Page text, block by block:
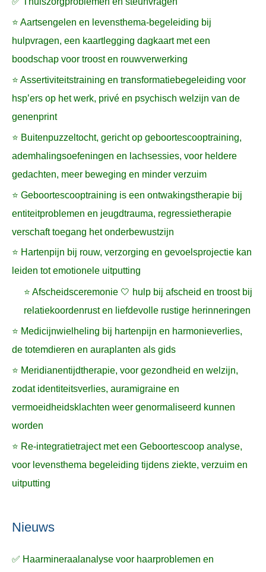
⭐ Aartsengelen en levensthema-begeleiding bij
hulpvragen, een kaartlegging dagkaart met een
boodschap voor troost en rouwverwerking
⭐ Assertiviteitstraining en transformatiebegeleiding voor
hsp’ers op het werk, privé en psychisch welzijn van de
genenprint
⭐ Buitenpuzzeltocht, gericht op geboortescooptraining,
ademhalingsoefeningen en lachsessies, voor heldere
gedachten, meer beweging en minder verzuim
⭐ Geboortescooptraining is een ontwakingstherapie bij
entiteitproblemen en jeugdtrauma, regressietherapie
verschaft toegang het onderbewustzijn
⭐ Hartenpijn bij rouw, verzorging en gevoelsprojectie kan
leiden tot emotionele uitputting
⭐ Afscheidsceremonie 🤍 hulp bij afscheid en troost bij
relatiekoordenrust en liefdevolle rustige herinneringen
⭐ Medicijnwielheling bij hartenpijn en harmonieverlies,
de totemdieren en auraplanten als gids
⭐ Meridianentijdtherapie, voor gezondheid en welzijn,
zodat identiteitsverlies, auramigraine en
vermoeidheidsklachten weer genormaliseerd kunnen
worden
⭐ Re-integratietraject met een Geboortescoop analyse,
voor levensthema begeleiding tijdens ziekte, verzuim en
uitputting
Nieuws
✅ Haarmineraalanalyse voor haarproblemen en